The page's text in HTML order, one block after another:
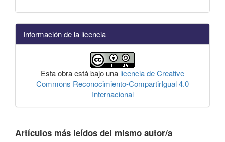
Información de la licencia
Esta obra está bajo una licencia de Creative
Commons Reconocimiento-CompartirIgual 4.0
Internacional
Artículos más leídos del mismo autor/a